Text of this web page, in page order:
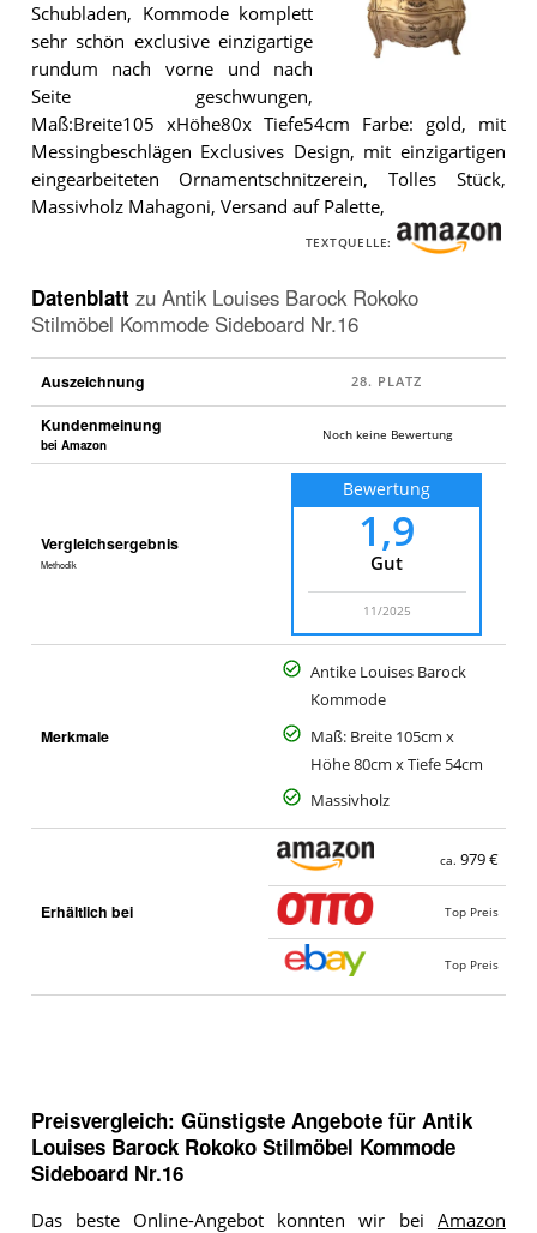
Antik
Louises
Barock
Rokoko
Stilmöbel
Kommode
Sideboard
Schubladen, Kommode komplett
sehr schön exclusive einzigartige
rundum nach vorne und nach
Seite geschwungen,
Maß:Breite105 xHöhe80x Tiefe54cm Farbe: gold, mit
Messingbeschlägen Exclusives Design, mit einzigartigen
eingearbeiteten Ornamentschnitzerein, Tolles Stück,
Massivholz Mahagoni, Versand auf Palette,
TEXTQUELLE:
Datenblatt zu Antik Louises Barock Rokoko
Stilmöbel Kommode Sideboard Nr.16
Auszeichnung
Kundenmeinung
bei Amazon
Noch keine Bewertung
Vergleichsergebnis
Methodik
Bewertung
1,9
Gut
11/2025
Merkmale
Antike Louises Barock
Kommode
Maß: Breite 105cm x
Höhe 80cm x Tiefe 54cm
Massivholz
Erhältlich bei
ca. 979 €
Top Preis
Top Preis
Preisvergleich: Günstigste Angebote für Antik
Louises Barock Rokoko Stilmöbel Kommode
Sideboard Nr.16
Das beste Online-Angebot konnten wir bei Amazon